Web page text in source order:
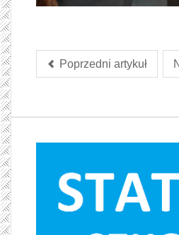
Poprzedni artykuł